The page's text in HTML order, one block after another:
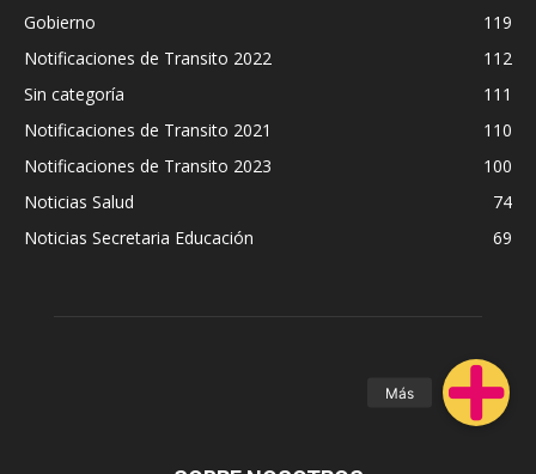
Gobierno
119
Notificaciones de Transito 2022
112
Sin categoría
111
Notificaciones de Transito 2021
110
Notificaciones de Transito 2023
100
Noticias Salud
74
Noticias Secretaria Educación
69